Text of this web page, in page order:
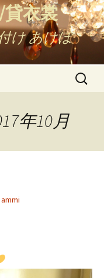
衣裳
け あけぼ
検
索:
年10月
ammi